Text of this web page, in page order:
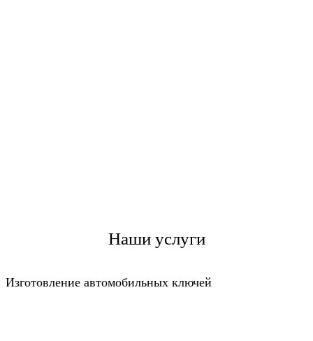
Наши услуги
Изготовление автомобильных ключей